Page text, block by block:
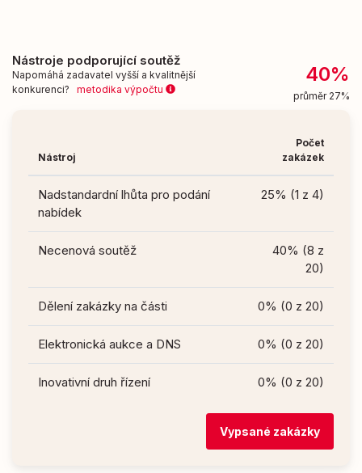
Nástroje podporující soutěž
Napomáhá zadavatel vyšší a kvalitnější
konkurenci? metodika výpočtu
40%
průměr 27%
Nástroj
Počet
zakázek
Nadstandardní lhůta pro podání
nabídek
25% (1 z 4)
Necenová soutěž
40% (8 z
20)
Dělení zakázky na části 0% (0 z 20)
Elektronická aukce a DNS 0% (0 z 20)
Inovativní druh řízení 0% (0 z 20)
Vypsané zakázky